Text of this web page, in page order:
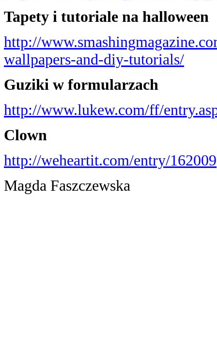
Tapety i tutoriale na halloween
http://
wallpapers-and-diy-tutorials/
Guziki w formularzach
http://www.lukew.com/ff/
Clown
http://weheartit.com/entry/162009
Magda Faszczewska